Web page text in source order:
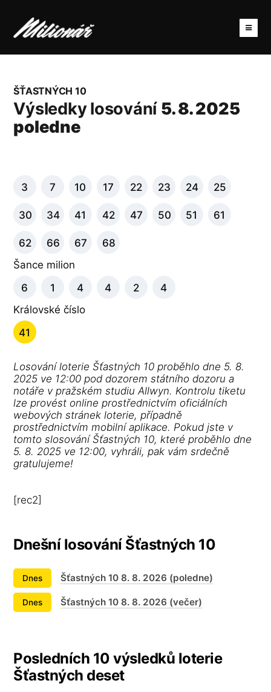
ŠŤASTNÝCH 10
Výsledky losování 5. 8. 2025
poledne
3 7 10 17 22 23 24 25
30 34 41 42 47 50 51 61
62 66 67
68
Šance milion
6
1 4 4 2
4
Královské číslo
41
Losování loterie Šťastných 10 proběhlo dne 5. 8.
2025 ve 12:00 pod dozorem státního dozoru a
notáře v pražském studiu Allwyn. Kontrolu tiketu
lze provést online prostřednictvím oficiálních
webových stránek loterie, případně
prostřednictvím mobilní aplikace. Pokud jste v
tomto slosování Šťastných 10, které proběhlo dne
5. 8. 2025 ve 12:00, vyhráli, pak vám srdečně
gratulujeme!
[rec2]
Dnešní losování Šťastných 10
Dnes Šťastných 10 8. 8. 2026 (poledne)
Dnes Šťastných 10 8. 8. 2026 (večer)
Posledních 10 výsledků loterie
Šťastných deset